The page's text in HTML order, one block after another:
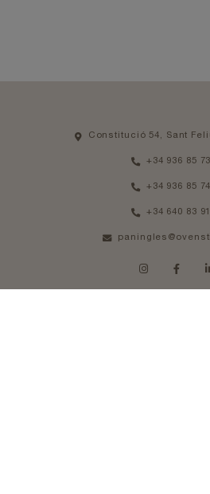
Constitució 54, Sant
+34 936 85
+34 936 85
+34 640 83 91